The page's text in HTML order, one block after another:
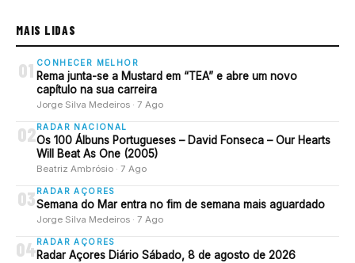
MAIS LIDAS
01 CONHECER MELHOR
Rema junta-se a Mustard em “TEA” e abre um novo
capítulo na sua carreira
Jorge Silva Medeiros · 7 Ago
02 RADAR NACIONAL
Os 100 Álbuns Portugueses – David Fonseca – Our Hearts
Will Beat As One (2005)
Beatriz Ambrósio · 7 Ago
03 RADAR AÇORES
Semana do Mar entra no fim de semana mais aguardado
Jorge Silva Medeiros · 7 Ago
04 RADAR AÇORES
Radar Açores Diário Sábado, 8 de agosto de 2026